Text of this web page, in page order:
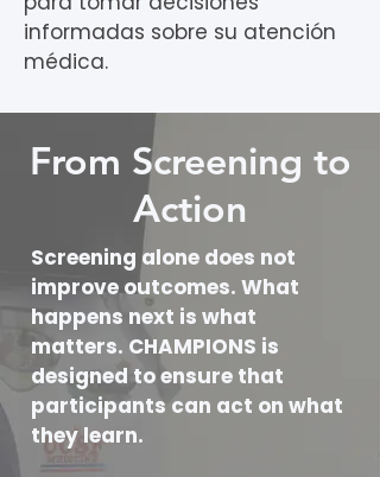
informadas sobre su atención
médica.
From Screening to
Action
Screening alone does not
improve outcomes. What
happens next is what
matters. CHAMPIONS is
designed to ensure that
participants can act on what
they learn.